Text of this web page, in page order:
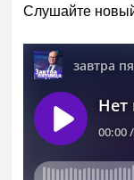
Слушайте